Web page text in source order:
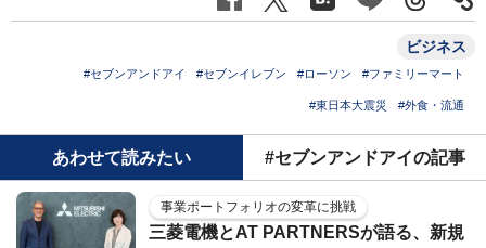
ビジネス
#セブンアンドアイ #セブンイレブン #ローソン #ファミリーマート
#東日本大震災 #外食・流通
あわせて読みたい #セブンアンドアイの記事
事業ポートフォリオの変革に挑戦
三菱電機とAT PARTNERSが語る、新規